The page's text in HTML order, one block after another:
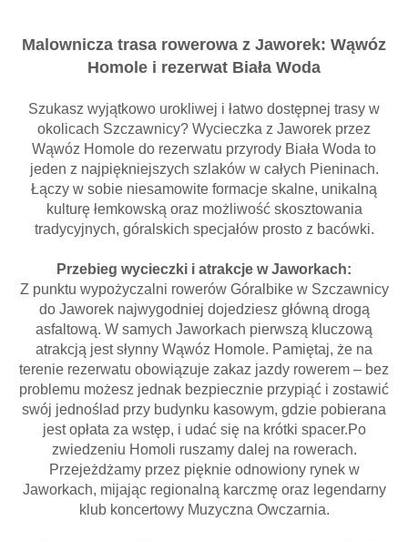
Malownicza trasa rowerowa z Jaworek: Wąwóz
Homole i rezerwat Biała Woda
Szukasz wyjątkowo urokliwej i łatwo dostępnej trasy w
okolicach Szczawnicy? Wycieczka z Jaworek przez
Wąwóz Homole do rezerwatu przyrody Biała Woda to
jeden z najpiękniejszych szlaków w całych Pieninach.
Łączy w sobie niesamowite formacje skalne, unikalną
kulturę łemkowską oraz możliwość skosztowania
tradycyjnych, góralskich specjałów prosto z bacówki.
Przebieg wycieczki i atrakcje w Jaworkach:
Z punktu wypożyczalni rowerów Góralbike w Szczawnicy
do Jaworek najwygodniej dojedziesz główną drogą
asfaltową. W samych Jaworkach pierwszą kluczową
atrakcją jest słynny Wąwóz Homole. Pamiętaj, że na
terenie rezerwatu obowiązuje zakaz jazdy rowerem – bez
problemu możesz jednak bezpiecznie przypiąć i zostawić
swój jednoślad przy budynku kasowym, gdzie pobierana
jest opłata za wstęp, i udać się na krótki spacer.Po
zwiedzeniu Homoli ruszamy dalej na rowerach.
Przejeżdżamy przez pięknie odnowiony rynek w
Jaworkach, mijając regionalną karczmę oraz legendarny
klub koncertowy Muzyczna Owczarnia.